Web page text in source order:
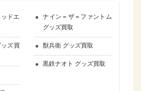
ドエ
ズ買
ナイン＝ザ＝ファントム
グッズ買取
獣兵衛 グッズ買取
黒鉄ナオト グッズ買取